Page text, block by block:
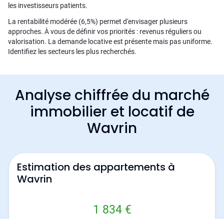
les investisseurs patients.
La rentabilité modérée (6,5%) permet d'envisager plusieurs
approches. À vous de définir vos priorités : revenus réguliers ou
valorisation. La demande locative est présente mais pas uniforme.
Identifiez les secteurs les plus recherchés.
Analyse chiffrée du marché
immobilier et locatif de
Wavrin
Estimation des appartements à
Wavrin
1 834 €